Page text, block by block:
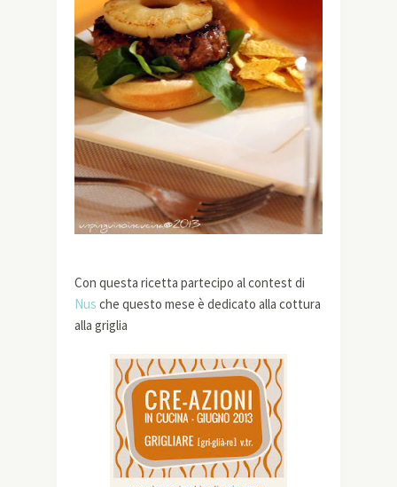
Con questa ricetta partecipo al contest di
Nus che questo mese è dedicato alla cottura
alla griglia